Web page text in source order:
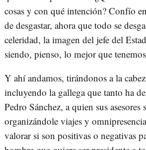
cosas y con qué intención? Confío
de desgastar, ahora que todo se
celeridad, la imagen del jefe del
siendo, pienso, lo mejor que
Y ahí andamos, tirándonos a la
incluyendo la gallega que tanto ha
Pedro Sánchez, a quien sus asesores
organizándole viajes y
valorar si son positivas o negativas